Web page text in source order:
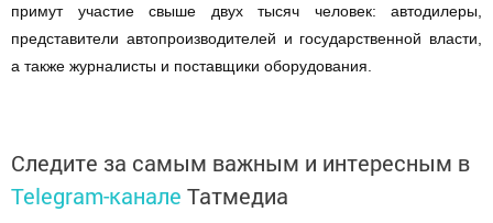
примут участие свыше двух тысяч человек: автодилеры,
представители автопроизводителей и государственной власти,
а также журналисты и поставщики оборудования.
Следите за самым важным и интересным в
Telegram-канале Татмедиа